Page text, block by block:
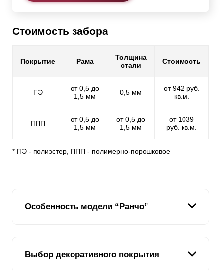
Стоимость забора
Покрытие Рама
Толщина
стали
Стоимость
ПЭ
от 0,5 до
1,5 мм
0,5 мм
от 942 руб.
кв.м.
ППП
от 0,5 до
1,5 мм
от 0,5 до
1,5 мм
от 1039
руб. кв.м.
* ПЭ - полиэстер, ППП - полимерно-порошковое
Особенность модели “Ранчо”
Если вас привлекает деревенский забор из досок,
которые раньше были популярны среди владельцев
Выбор декоративного покрытия